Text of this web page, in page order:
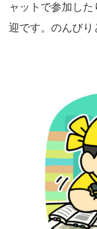
ャットで参加し
迎です。のんびり